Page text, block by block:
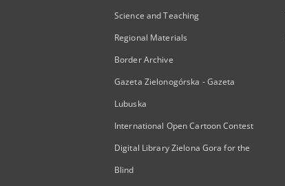
Science and Teaching
Regional Materials
Border Archive
Gazeta Zielonogórska - Gazeta
Lubuska
International Open Cartoon Contest
Digital Library Zielona Gora for the
Blind